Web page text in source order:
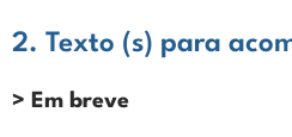
2. Texto (s) para
> Em breve